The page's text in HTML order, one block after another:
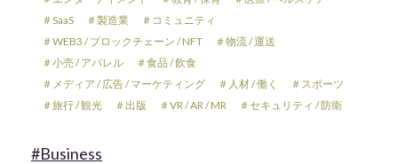
＃SaaS
＃製造業
＃コミュニティ
＃WEB3 / ブロックチェーン / NFT
＃物流 / 運送
＃小売 / アパレル
＃食品 / 飲食
＃メディア / 広告 / マーケティング
＃人材 / 働く
＃スポーツ
＃旅行 / 観光
＃出版 ＃VR / AR / MR ＃セキュリティ / 防衛
#Business